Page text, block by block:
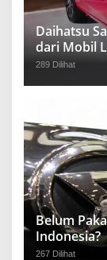
Daihatsu
dari Mobil
289 Dilihat
Belum
Indonesia?
267 Dilihat